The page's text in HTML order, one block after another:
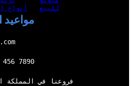
للبيع
أنواع
456 7890
فروعنا في المملكة